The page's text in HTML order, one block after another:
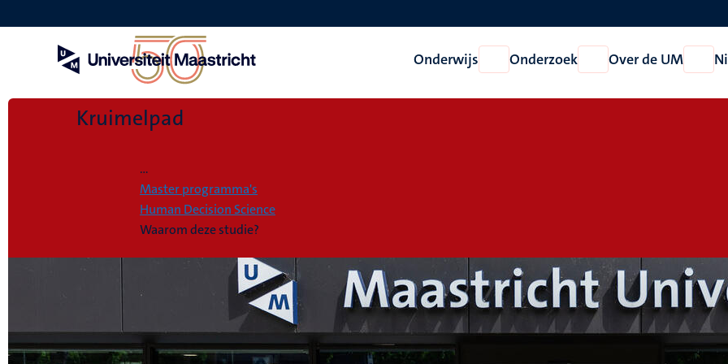
en
Onderwijs
Open
Onderwijs
Onderzoek
Open
Onderzoek
Over de UM
Open
Over
Kruimelpad
...
Master programma's
Human Decision Science
Waarom deze studie?